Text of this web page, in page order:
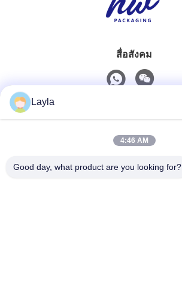
สื่อสังคม
0086-18688885859
Layla
4:46 AM
Good day, what product are you looking for?